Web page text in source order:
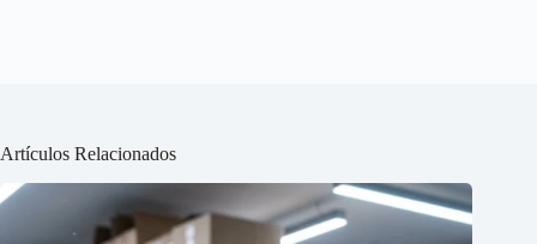
Artículos Relacionados